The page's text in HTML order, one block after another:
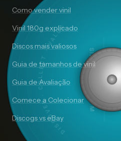
SIDE A — 33⅓ RPM
DISCOVER · COLLECT · VALUE
Como vender vinil
Vinil 180g explicado
Discos mais valiosos
Guia de tamanhos de vinil
Guia de Avaliação
Comece a Colecionar
Discogs vs eBay